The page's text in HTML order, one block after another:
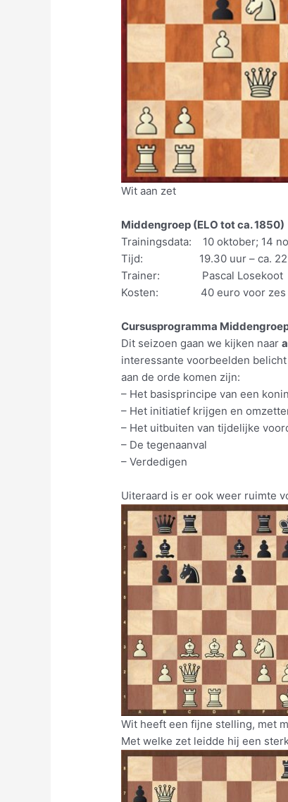
Wit aan zet
Middengroep (ELO tot ca. 1850)
Trainingsdata: 10 oktober; 14
Tijd: 19.30 uur – ca.
Trainer: Pascal Losekoot
Kosten: 40 euro voor zes
Cursusprogramma
Dit seizoen gaan we kijken naar
interessante voorbeelden
aan de orde komen zijn:
– Het basisprincipe van een
– Het initiatief krijgen en
– Het uitbuiten van tijdelijke
– De tegenaanval
– Verdedigen
Uiteraard is er ook weer ruimte
Wit heeft een fijne stelling, met
Met welke zet leidde hij een